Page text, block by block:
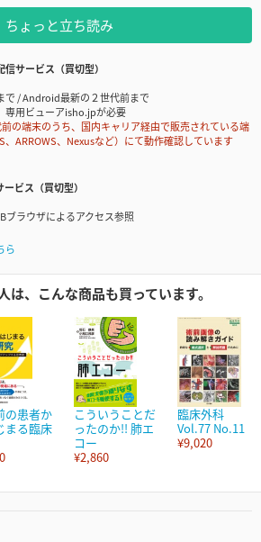
ちょっと立ち読み
サービス（買切型）
で / Android最新の２世代前まで
専用ビューアisho.jpが必要
端末のうち、国内キャリア経由で販売されている端
、ARROWS、Nexusなど）にて動作確認しています
ビス（買切型）
ラウザによるアクセス参照
ら
は、こんな商品も買っています。
の患者か
まる臨床
こういうことだ
ったのか!! 肺エ
コー
¥2,860
臨床外科
Vol.77 No.11
¥9,020